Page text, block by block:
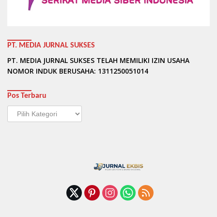
PT. MEDIA JURNAL SUKSES
PT. MEDIA JURNAL SUKSES TELAH MEMILIKI IZIN USAHA
NOMOR INDUK BERUSAHA: 1311250051014
Pos Terbaru
Pos
Terbaru